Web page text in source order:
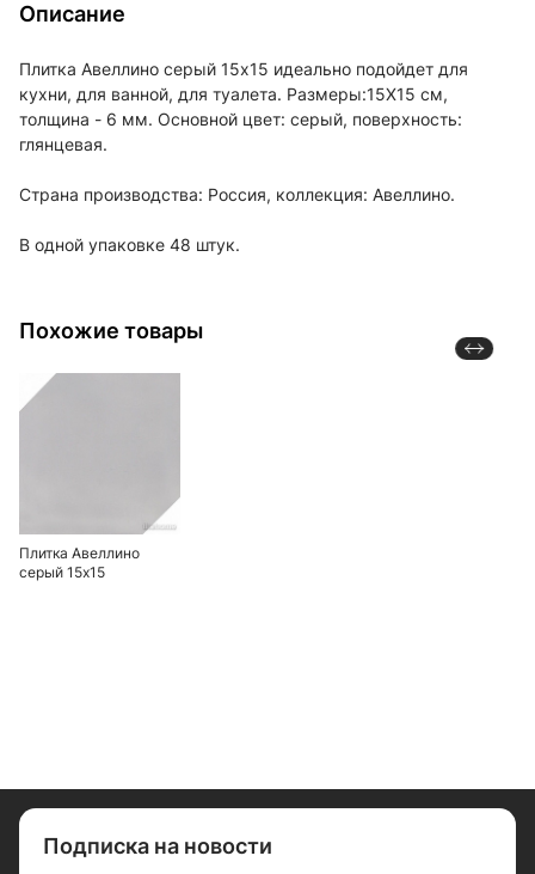
Описание
Плитка Авеллино серый 15х15 идеально подойдет для
кухни, для ванной, для туалета. Размеры:15X15 см,
толщина - 6 мм. Основной цвет: серый, поверхность:
глянцевая.
Страна производства: Россия, коллекция: Авеллино.
В одной упаковке 48 штук.
Похожие товары
Плитка Авеллино
серый 15х15
Подписка на новости